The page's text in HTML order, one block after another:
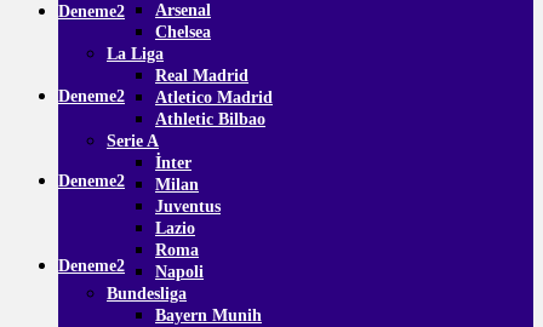
Arsenal
Chelsea
La Liga
Real Madrid
Atletico Madrid
Athletic Bilbao
Serie A
İnter
Milan
Juventus
Lazio
Roma
Napoli
Bundesliga
Bayern Munih
Deneme2
Deneme2
Deneme2
Deneme2